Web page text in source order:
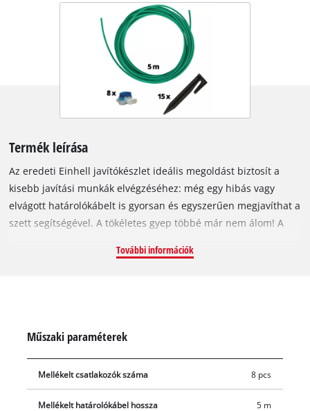
Termék leírása
Az eredeti Einhell javítókészlet ideális megoldást biztosít a
kisebb javítási munkák elvégzéséhez: még egy hibás vagy
elvágott határolókábelt is gyorsan és egyszerűen megjavíthat a
szett segítségével. A tökéletes gyep többé már nem álom! A
meghosszabbítására használhatók. Az 5 méter hosszú
tartalmaz.
További információk
Műszaki paraméterek
Mellékelt csatlakozók száma 8 pcs
Mellékelt határolókábel hossza 5 m